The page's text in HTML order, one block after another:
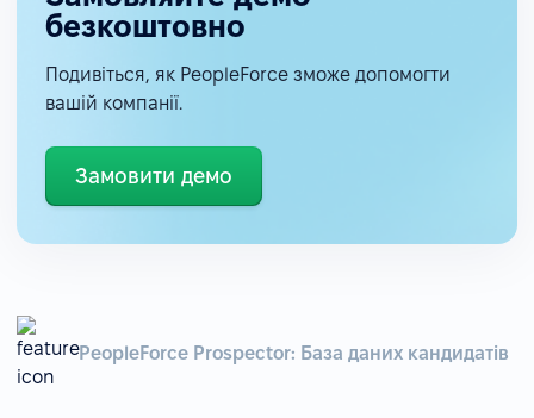
безкоштовно
Подивіться, як PeopleForce зможе допомогти
вашій компанії.
Замовити демо
PeopleForce Prospector: База даних кандидатів